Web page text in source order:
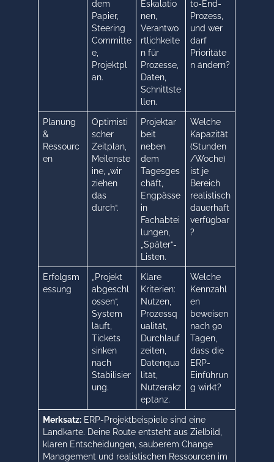
dem
Papier,
Steering
Committe
e,
Projektpl
an.
Eskalatio
nen,
Verantwo
rtlichkeite
n für
Prozesse,
Daten,
Schnittste
llen.
to-End-
Prozess,
und wer
darf
Prioritäte
n ändern?
Planung
&
Ressourc
en
Optimisti
scher
Zeitplan,
Meilenste
ine, „wir
ziehen
das
durch“.
Projektar
beit
neben
dem
Tagesges
chäft,
Engpässe
in
Fachabtei
lungen,
„Später“-
Listen.
Welche
Kapazität
(Stunden
/Woche)
ist je
Bereich
realistisch
dauerhaft
verfügbar
?
Erfolgsm
essung
„Projekt
abgeschl
ossen“,
System
läuft,
Tickets
sinken
nach
Stabilisier
ung.
Klare
Kriterien:
Nutzen,
Prozessq
ualität,
Durchlauf
zeiten,
Datenqua
lität,
Nutzerakz
eptanz.
Welche
Kennzahl
en
beweisen
nach 90
Tagen,
dass die
ERP-
Einführun
g wirkt?
Merksatz: ERP-Projektbeispiele sind eine
Landkarte. Deine Route entsteht aus Zielbild,
klaren Entscheidungen, sauberem Change
Management und realistischen Ressourcen im